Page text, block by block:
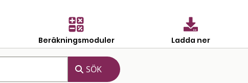
Beräkningsmoduler Ladda ner